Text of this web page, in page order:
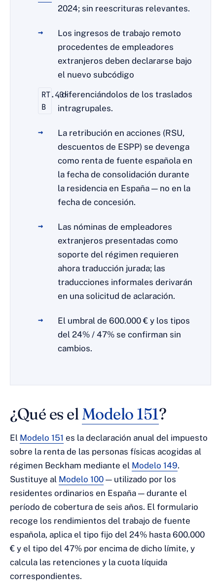
2024; sin reescrituras relevantes.
Los ingresos de trabajo remoto
procedentes de empleadores
extranjeros deben declararse bajo
el nuevo subcódigo
RT.40-
B
, diferenciándolos de los traslados
intragrupales.
La retribución en acciones (RSU,
descuentos de ESPP) se devenga
como renta de fuente española en
la fecha de consolidación durante
la residencia en España — no en la
fecha de concesión.
Las nóminas de empleadores
extranjeros presentadas como
soporte del régimen requieren
ahora traducción jurada; las
traducciones informales derivarán
en una solicitud de aclaración.
El umbral de 600.000 € y los tipos
del 24% / 47% se confirman sin
cambios.
¿Qué es elModelo 151?
El Modelo 151 es la declaración anual del impuesto
sobre la renta de las personas físicas acogidas al
régimen Beckham mediante el Modelo 149.
Sustituye al Modelo 100 — utilizado por los
residentes ordinarios en España — durante el
período de cobertura de seis años. El formulario
recoge los rendimientos del trabajo de fuente
española, aplica el tipo fijo del 24% hasta 600.000
€ y el tipo del 47% por encima de dicho límite, y
calcula las retenciones y la cuota líquida
correspondientes.